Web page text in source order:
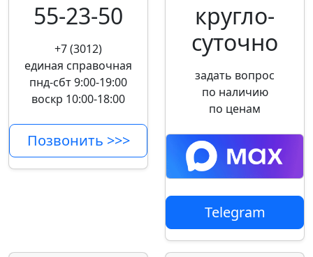
55-23-50
+7 (3012)
единая справочная
пнд-сбт 9:00-19:00
воскр 10:00-18:00
Позвонить >>>
кругло­
суточно
задать вопрос
по наличию
по ценам
Telegram